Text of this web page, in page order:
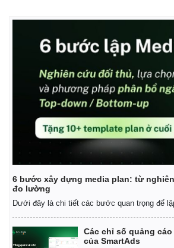
6 bước xây dựng media plan: từ
đo lường
Dưới đây là chi tiết các bước quan trọng để
Các chỉ số quảng
của SmartAds